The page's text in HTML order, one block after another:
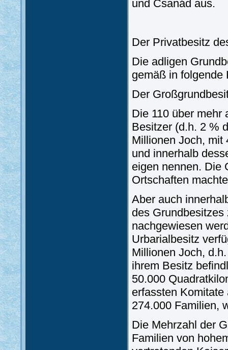
und Csanád aus.
Der Privatbesitz
Die adligen
gemäß in folgende
Der
Die 110 über mehr
Besitzer (d.h. 2 %
Millionen Joch, mit
und innerhalb
eigen nennen. Die
Ortschaften
Aber auch
des
nachgewiesen
Urbarialbesitz
Millionen Joch,
ihrem Besitz
50.000
erfassten
274.000 Familien,
Die Mehrzahl der
Familien von